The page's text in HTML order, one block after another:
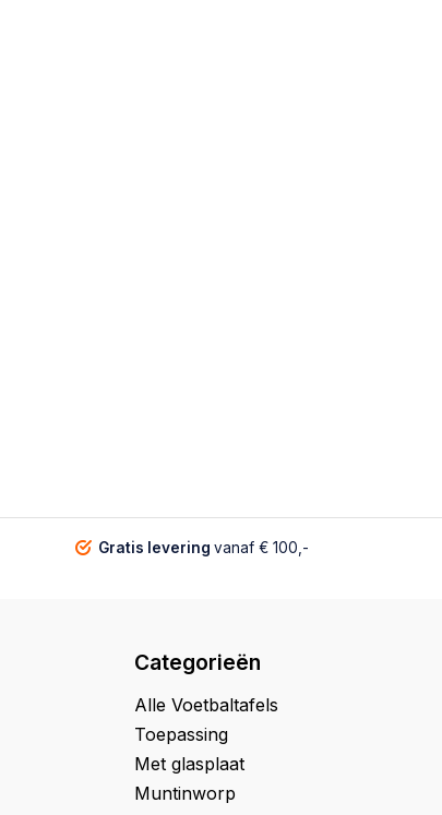
Gratis levering vanaf € 100,-
Categorieën
Alle Voetbaltafels
Toepassing
Met glasplaat
Muntinworp